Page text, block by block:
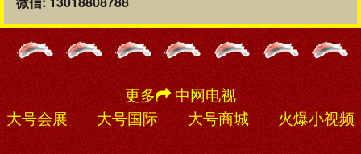
更多
中网电视
大号会展
大号国际 大号商城 火爆小视频